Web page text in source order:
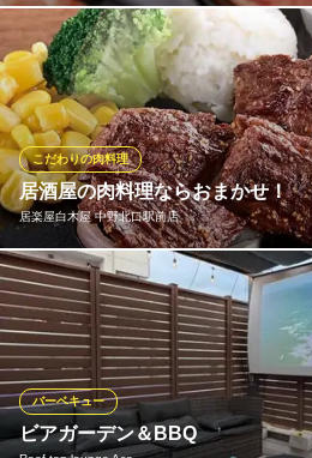
東京都中野区中野3-34-28 中野マルイ5F
牛・豚・鶏肉はもちろん、お食事や
ーが充実した食べ放題コースは、当
存分にお召し上がりいただけます。
塩」、「ロース」などのお肉をはじめ
ーを揃えた食べ放題コースを各種宴会
い！
食べ放題 元氣七輪焼肉 牛繁 新中
焼肉食べ放題飲み放題
地下鉄丸ノ内線新中野駅 徒歩2分
東京都中野区本町4-30-25 林ビルB1
居酒屋の肉料理ならおまかせ！
居楽屋白木屋 中野北口駅前店
こだわりの肉料理
『熱々！牛ハラミステーキ』や『プ
などの肉料理から定番おつまみまで
お好きなお酒と併せてお楽しみくだ
と楽しいひと時を当店の料理とともに
居楽屋白木屋 中野北口駅前店
刺身や定番居酒屋料理
ビアガーデン＆BBQ
バーベキュー